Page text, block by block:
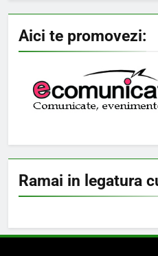
Aici te promovezi:
Ramai in legatura